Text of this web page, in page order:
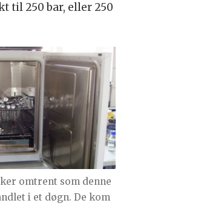
til 250 bar, eller 250
omtrent som denne
i et døgn. De kom